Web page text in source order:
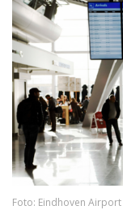
Foto: Eindhoven Airport